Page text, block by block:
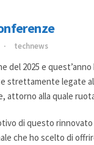
technews
del 2025 e
strettamente legate
attorno alla quale
di questo
che ho scelto di